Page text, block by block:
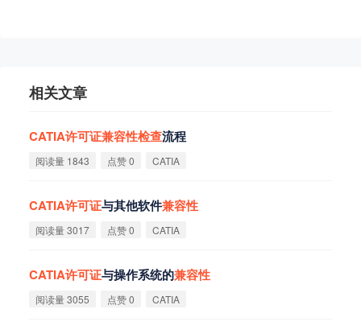
相关文章
CATIA许可证兼容性检查流程
阅读量 1843 点赞 0 CATIA
CATIA许可证与其他软件兼容性
阅读量 3017 点赞 0 CATIA
CATIA许可证与操作系统的兼容性
阅读量 3055 点赞 0 CATIA